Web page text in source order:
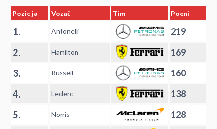
Pozicija Vozač Tim Poeni
1. Antonelli 219
2. Hamilton 169
3. Russell 160
4. Leclerc 138
5. Norris 128